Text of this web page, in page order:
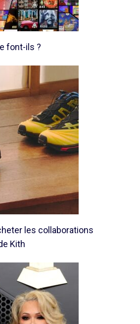
font-ils ?
les collaborations
Kith